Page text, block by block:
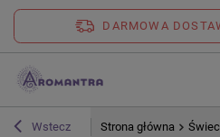
DARMOWA
Wstecz Strona główna